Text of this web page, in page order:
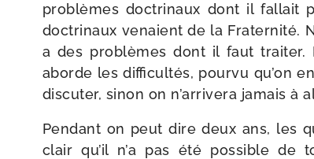
pro­blèmes doc­tri­naux dont il fal­lait
doc­tri­naux venaient de la Fraternité.
a des pro­blèmes dont il faut
aborde les dif­fi­cul­tés, pour­vu qu’on
dis­cu­ter, sinon on n’ar­ri­ve­ra jamais à
Pendant on peut dire deux ans, les
clair qu’il n’a pas été pos­sible de